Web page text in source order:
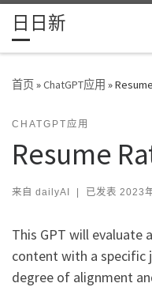
Skip to content
日日新
首页»ChatGPT应用 »
CHATGPT应用
Resume
来自 dailyAI | 已发表 2023
This GPT will evaluate
content with a specific
degree of alignment